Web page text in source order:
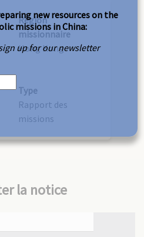
Région
missionnaire
Hong Kong
Type
Rapport des
missions
la notice
new resources on the
missions in China:
up for our newsletter